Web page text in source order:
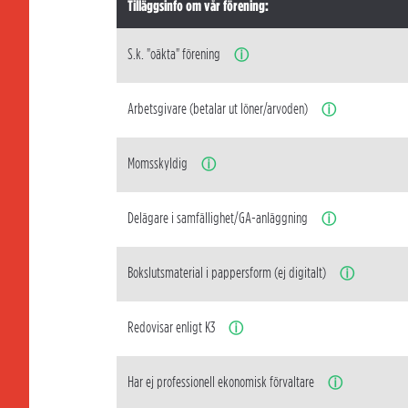
Tilläggsinfo om vår förening:
S.k. "oäkta" förening ⓘ
Arbetsgivare (betalar ut löner/arvoden) ⓘ
Momsskyldig ⓘ
Delägare i samfällighet/GA-anläggning ⓘ
Bokslutsmaterial i pappersform (ej digitalt) ⓘ
Redovisar enligt K3 ⓘ
Har ej professionell ekonomisk förvaltare ⓘ